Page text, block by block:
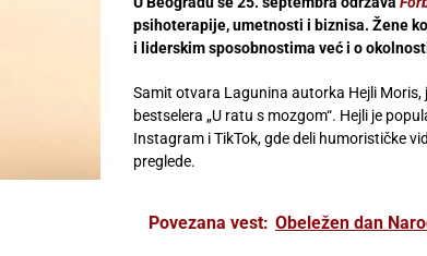
psihoterapije, umetnosti i biznisa. Žene
i liderskim sposobnostima već i o
Samit otvara Lagunina autorka Hejli
bestselera „U ratu s mozgom“. Hejli je
Instagram i TikTok, gde deli humorističke
preglede.
Povezana vest: Obeležen dan